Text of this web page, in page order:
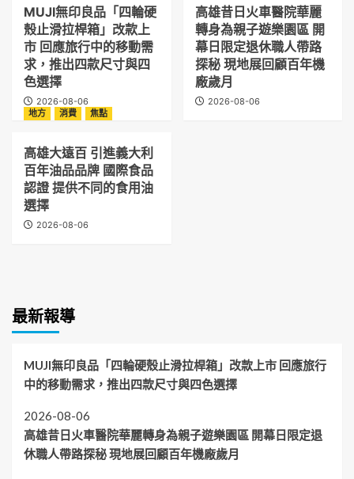
MUJI無印良品「四輪硬
殼止滑拉桿箱」改款上
市 回應旅行中的移動需
求，推出四款尺寸與四
色選擇
2026-08-06
高雄昔日火車醫院華麗
轉身為親子遊樂園區 開
幕日限定退休職人帶路
探秘 現地展回顧百年機
廠歲月
2026-08-06
地方
消費 焦點
高雄大遠百 引進義大利
百年油品品牌 國際食品
認證 提供不同的食用油
選擇
2026-08-06
最新報導
MUJI無印良品「四輪硬殼止滑拉桿箱」改款上市 回應旅行
中的移動需求，推出四款尺寸與四色選擇
2026-08-06
高雄昔日火車醫院華麗轉身為親子遊樂園區 開幕日限定退
休職人帶路探秘 現地展回顧百年機廠歲月